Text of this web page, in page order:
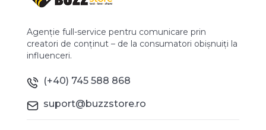
Agenție full-service pentru comunicare prin
creatori de conținut – de la consumatori obișnuiți la
influenceri.
(+40) 745 588 868
suport@buzzstore.ro